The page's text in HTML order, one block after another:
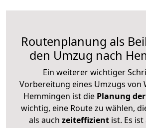
Routenplanung als
den Umzug nach
Ein weiterer wichtiger
Vorbereitung eines Umzugs von
Hemmingen ist diePlanung
wichtig, eine Route zu wählen,
als auch zeiteffizientist. Es ist